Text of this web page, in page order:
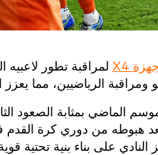
أجهزة X4 لمراقبة تطور لاعبيه
الرياضيين، مما يعزز
الماضي بمثابة الصعود
على بناء بنية تحتية